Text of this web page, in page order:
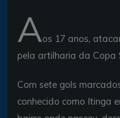
Aos 17 anos,
pela artilharia da Copa
Com sete gols
conhecido como Itinga